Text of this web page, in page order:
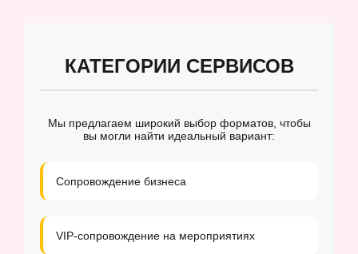
КАТЕГОРИИ СЕРВИСОВ
Мы предлагаем широкий выбор форматов, чтобы
вы могли найти идеальный вариант:
Сопровождение бизнеса
VIP-сопровождение на мероприятиях